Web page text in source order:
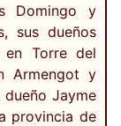
Domingo y
sus dueños
en Torre del
Armengot y
dueño Jayme
provincia de